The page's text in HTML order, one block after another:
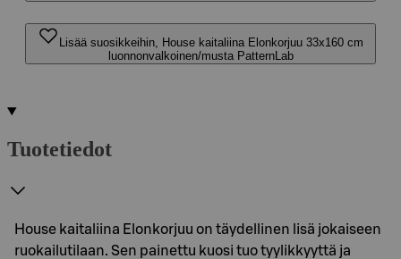
Lisää suosikkeihin, House kaitaliina Elonkorjuu 33x160 cm
luonnonvalkoinen/musta PatternLab
Tuotetiedot
House kaitaliina Elonkorjuu on täydellinen lisä jokaiseen
ruokailutilaan. Sen painettu kuosi tuo tyylikkyyttä ja